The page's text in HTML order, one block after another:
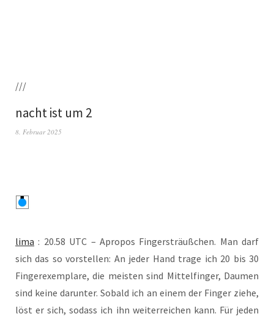
///
nacht ist um 2
8. Februar 2025
lima : 20.58 UTC – Apro­pos Fin­ger­sträuß­chen. Man darf
sich das so vor­stel­len: An jeder Hand tra­ge ich 20 bis 30
Fin­ger­ex­em­pla­re, die meis­ten sind Mit­tel­fin­ger, Dau­men
sind kei­ne dar­un­ter. Sobald ich an einem der Fin­ger zie­he,
löst er sich, sodass ich ihn wei­ter­rei­chen kann. Für jeden